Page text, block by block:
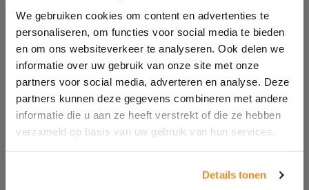
We gebruiken cookies om content en advertenties te
personaliseren, om functies voor social media te bieden
en om ons websiteverkeer te analyseren. Ook delen we
informatie over uw gebruik van onze site met onze
partners voor social media, adverteren en analyse. Deze
partners kunnen deze gegevens combineren met andere
informatie die u aan ze heeft verstrekt of die ze hebben
verzameld op basis van uw gebruik van hun services.
Details tonen